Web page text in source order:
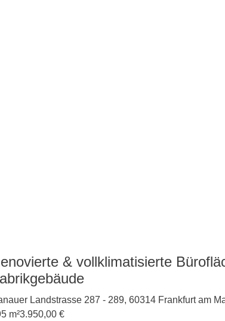
& vollklimatisierte
Landstrasse 287 - 289, 60314 Frankfurt am
m²3.950,00 €